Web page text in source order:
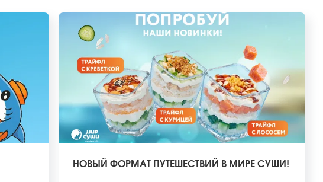
НОВЫЙ ФОРМАТ ПУТЕШЕСТВИЙ В МИРЕ СУШИ!